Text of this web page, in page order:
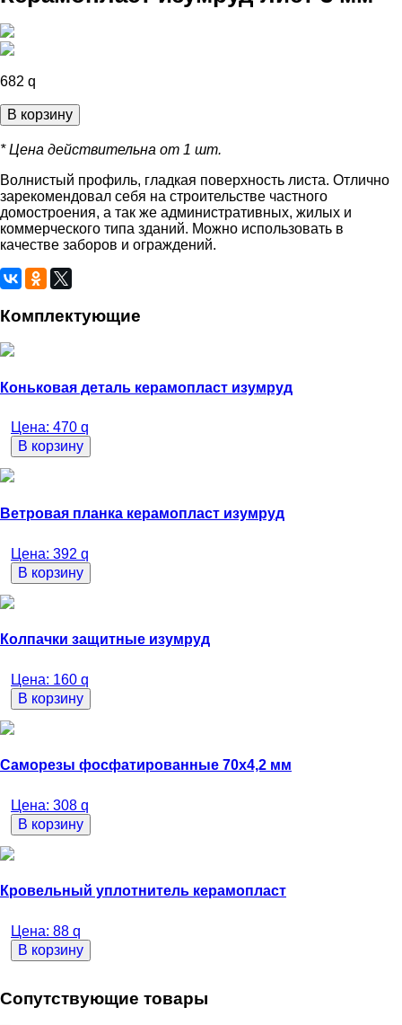
682 q
В корзину
* Цена действительна от 1 шт.
Волнистый профиль, гладкая поверхность листа. Отлично
зарекомендовал себя на строительстве частного
домостроения, а так же административных, жилых и
коммерческого типа зданий. Можно использовать в
качестве заборов и ограждений.
Комплектующие
Коньковая деталь керамопласт изумруд
Цена: 470 q
В корзину
Ветровая планка керамопласт изумруд
Цена: 392 q
В корзину
Колпачки защитные изумруд
Цена: 160 q
В корзину
Саморезы фосфатированные 70х4,2 мм
Цена: 308 q
В корзину
Кровельный уплотнитель керамопласт
Цена: 88 q
В корзину
Сопутствующие товары